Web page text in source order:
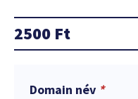
2500 Ft
Domain név *